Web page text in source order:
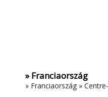
» Franciaország
» Franciaország »